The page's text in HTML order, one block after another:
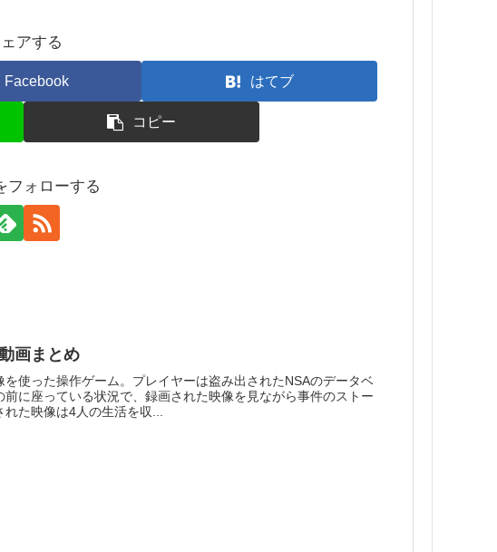
アする
Facebook はてブ
コピー
フォローする
画まとめ
使った操作ゲーム。プレイヤーは盗み出されたNSAのデータベ
に座っている状況で、録画された映像を見ながら事件のストー
た映像は4人の生活を収...